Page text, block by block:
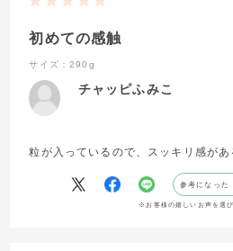
初めての感触
サイズ：290g
チャッピふみこ
粒が入っているので、スッキリ感があ
参考になった
※お客様の嬉しいお声を選